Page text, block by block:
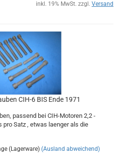
inkl. 19% MwSt. zzgl. Versand
CIH-6 BIS Ende 1971
passend bei CIH-Motoren 2,2 -
pro Satz , etwas laenger als die
(Lagerware) (Ausland abweichend)